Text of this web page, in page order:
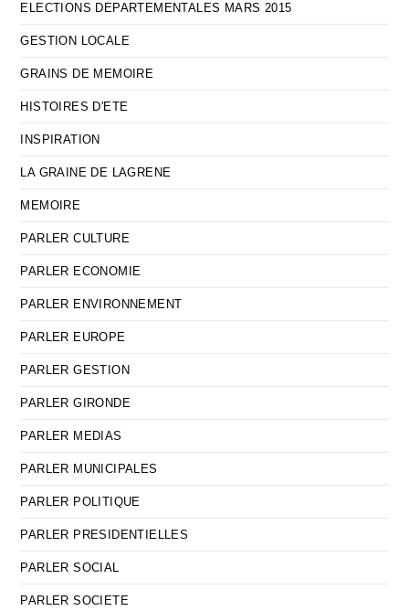
ELECTIONS DEPARTEMENTALES MARS 2015
GESTION LOCALE
GRAINS DE MEMOIRE
HISTOIRES D'ETE
INSPIRATION
LA GRAINE DE LAGRENE
MEMOIRE
PARLER CULTURE
PARLER ECONOMIE
PARLER ENVIRONNEMENT
PARLER EUROPE
PARLER GESTION
PARLER GIRONDE
PARLER MEDIAS
PARLER MUNICIPALES
PARLER POLITIQUE
PARLER PRESIDENTIELLES
PARLER SOCIAL
PARLER SOCIETE